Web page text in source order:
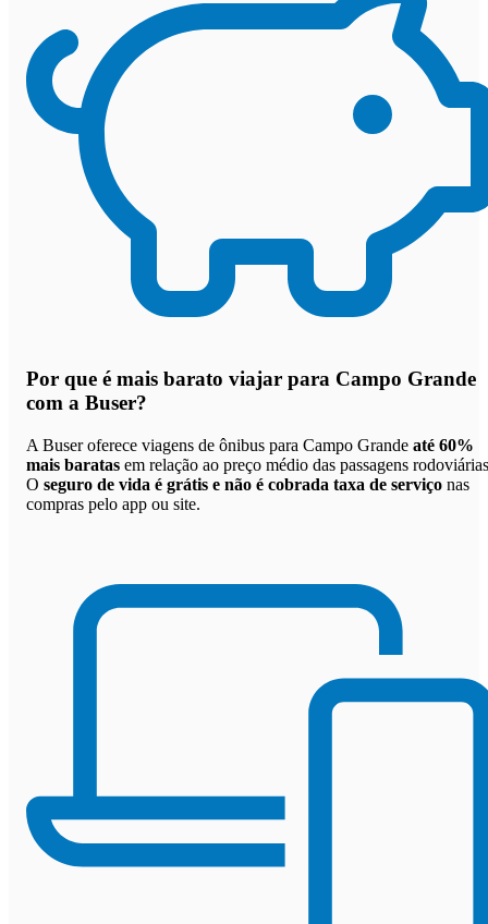
Por que é mais barato viajar para Campo Grande
com a Buser?
A Buser oferece viagens de ônibus para Campo Grande até 60%
mais baratas em relação ao preço médio das passagens
O seguro de vida é grátis e não é cobrada taxa de serviço nas
compras pelo app ou site.